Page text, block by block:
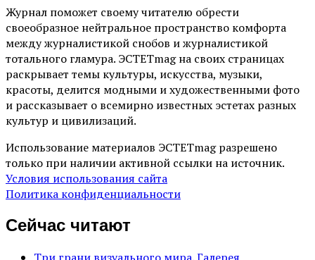
Журнал поможет своему читателю обрести
своеобразное нейтральное пространство комфорта
между журналистикой снобов и журналистикой
тотального гламура. ЭСТЕТmag на своих страницах
раскрывает темы культуры, искусства, музыки,
красоты, делится модными и художественными фото
и рассказывает о всемирно известных эстетах разных
культур и цивилизаций.
Использование материалов ЭСТЕТmag разрешено
только при наличии активной ссылки на источник.
Условия использования сайта
Политика конфиденциальности
Сейчас читают
Три грани визуального мира. Галерея